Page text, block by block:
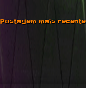
Postagem mais recente